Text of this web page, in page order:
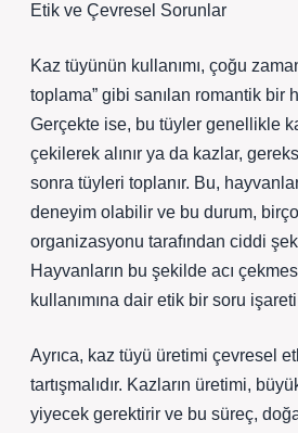
Etik ve Çevresel Sorunlar
Kaz tüyünün kullanımı, çoğu
toplama” gibi sanılan romantik bir
Gerçekte ise, bu tüyler genellikle
çekilerek alınır ya da kazlar,
sonra tüyleri toplanır. Bu,
deneyim olabilir ve bu durum,
organizasyonu tarafından ciddi
Hayvanların bu şekilde acı
kullanımına dair etik bir soru işareti
Ayrıca, kaz tüyü üretimi çevresel
tartışmalıdır. Kazların üretimi,
yiyecek gerektirir ve bu süreç,